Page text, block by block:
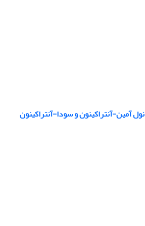
آمین-آنتراکینون و سودا-آنتراکینون